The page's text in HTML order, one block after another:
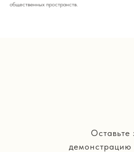
общественных пространств.
Оставьте
демонстрацию